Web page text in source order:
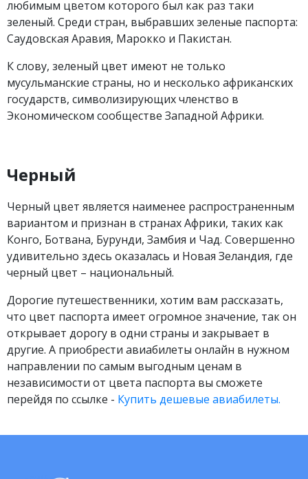
любимым цветом которого был как раз таки
зеленый. Среди стран, выбравших зеленые паспорта:
Саудовская Аравия, Марокко и Пакистан.
К слову, зеленый цвет имеют не только
мусульманские страны, но и несколько африканских
государств, символизирующих членство в
Экономическом сообществе Западной Африки.
Черный
Черный цвет является наименее распространенным
вариантом и признан в странах Африки, таких как
Конго, Ботвана, Бурунди, Замбия и Чад. Совершенно
удивительно здесь оказалась и Новая Зеландия, где
черный цвет – национальный.
Дорогие путешественники, хотим вам рассказать,
что цвет паспорта имеет огромное значение, так он
открывает дорогу в одни страны и закрывает в
другие. А приобрести авиабилеты онлайн в нужном
направлении по самым выгодным ценам в
независимости от цвета паспорта вы сможете
перейдя по ссылке - Купить дешевые авиабилеты.